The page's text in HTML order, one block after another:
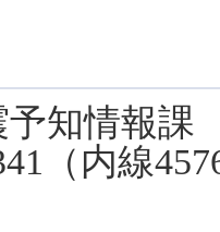
知情報課
（内線